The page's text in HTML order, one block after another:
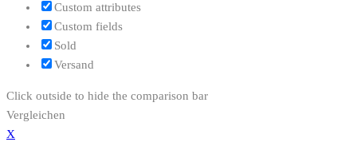
Custom attributes
Custom fields
Sold
Versand
Click outside to hide the comparison bar
Vergleichen
X